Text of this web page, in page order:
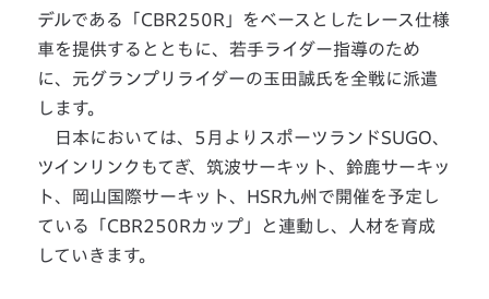
デルである「CBR250R」をベースとしたレース仕様
車を提供するとともに、若手ライダー指導のため
に、元グランプリライダーの玉田誠氏を全戦に派遣
します。
日本においては、5月よりスポーツランドSUGO、
ツインリンクもてぎ、筑波サーキット、鈴鹿サーキッ
ト、岡山国際サーキット、HSR九州で開催を予定し
ている「CBR250Rカップ」と連動し、人材を育成
していきます。